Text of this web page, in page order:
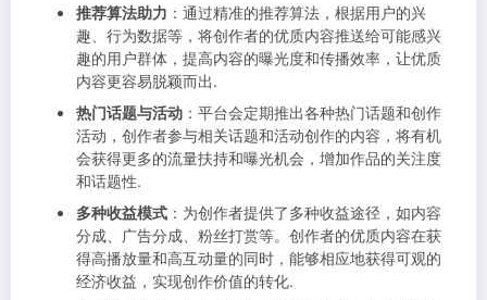
推荐算法助力 ：通过精准的推荐算法，根据用户的兴
趣、行为数据等，将创作者的优质内容推送给可能感兴
趣的用户群体，提高内容的曝光度和传播效率，让优质
内容更容易脱颖而出.
热门话题与活动 ：平台会定期推出各种热门话题和创作
活动，创作者参与相关话题和活动创作的内容，将有机
会获得更多的流量扶持和曝光机会，增加作品的关注度
和话题性.
多种收益模式 ：为创作者提供了多种收益途径，如内容
分成、广告分成、粉丝打赏等。创作者的优质内容在获
得高播放量和高互动量的同时，能够相应地获得可观的
经济收益，实现创作价值的转化.